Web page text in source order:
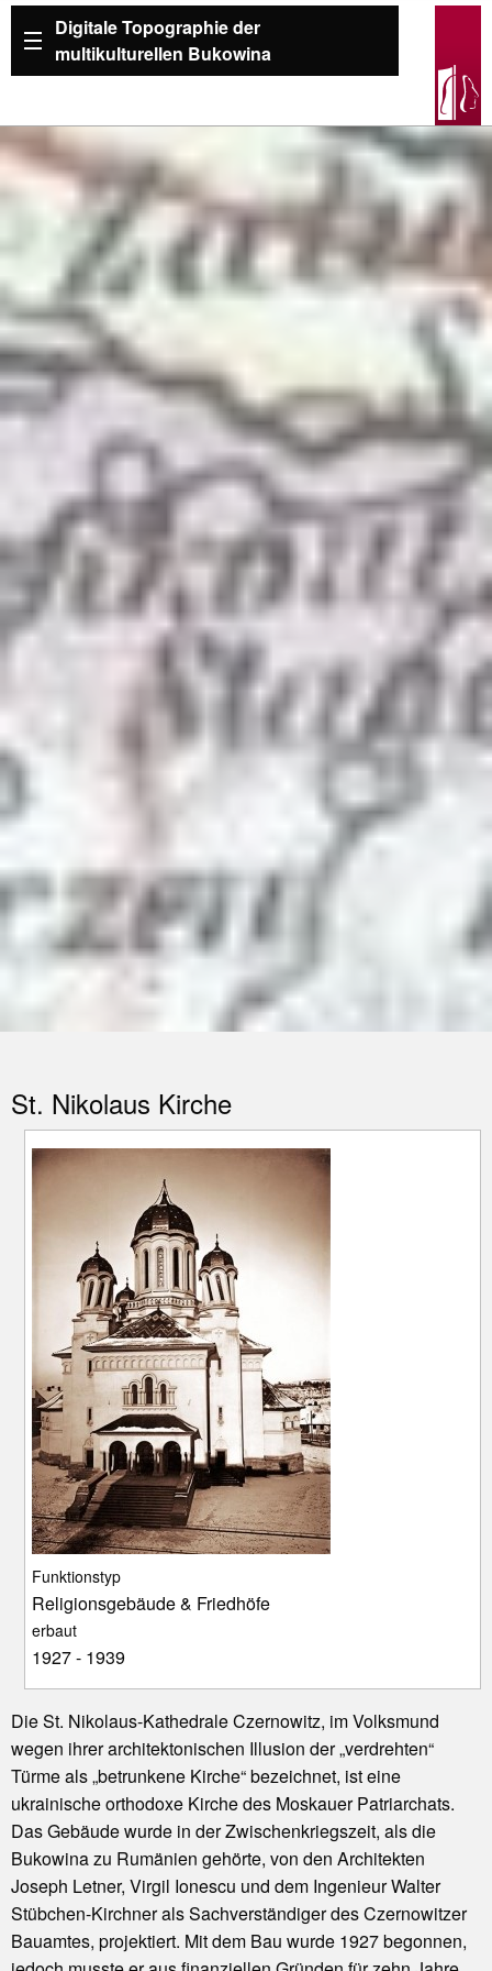
Digitale Topographie der
multikulturellen Bukowina
St. Nikolaus Kirche
Funktionstyp
Religionsgebäude & Friedhöfe
erbaut
1927 - 1939
Die St. Nikolaus-Kathedrale Czernowitz, im Volksmund
wegen ihrer architektonischen Illusion der „verdrehten“
Türme als „betrunkene Kirche“ bezeichnet, ist eine
ukrainische orthodoxe Kirche des Moskauer Patriarchats.
Das Gebäude wurde in der Zwischenkriegszeit, als die
Bukowina zu Rumänien gehörte, von den Architekten
Joseph Letner, Virgil Ionescu und dem Ingenieur Walter
Stübchen-Kirchner als Sachverständiger des Czernowitzer
Bauamtes, projektiert. Mit dem Bau wurde 1927 begonnen,